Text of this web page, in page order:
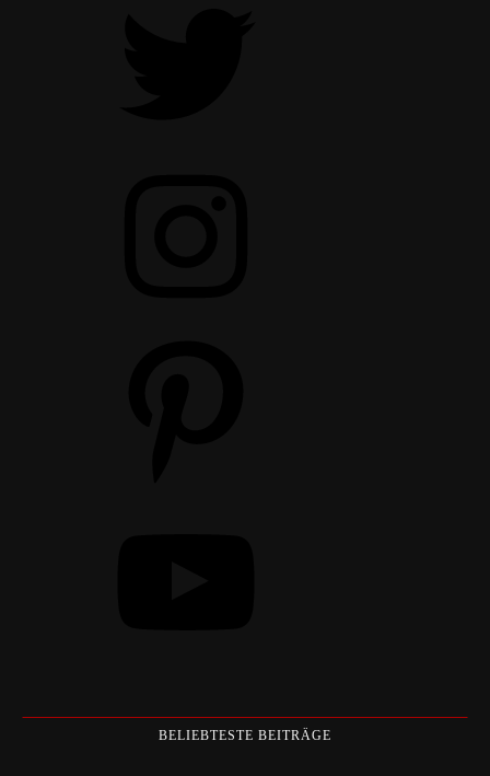
BELIEBTESTE BEITRÄGE